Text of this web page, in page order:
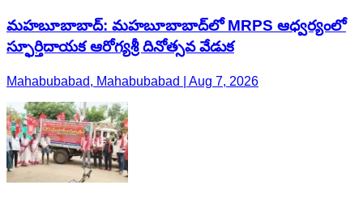
మహబూబాబాద్: మహబూబాబాద్‌లో MRPS ఆధ్వర్యంలో
స్ఫూర్తిదాయక ఆరోగ్యశ్రీ దినోత్సవ వేడుక
Mahabubabad, Mahabubabad | Aug 7, 2026